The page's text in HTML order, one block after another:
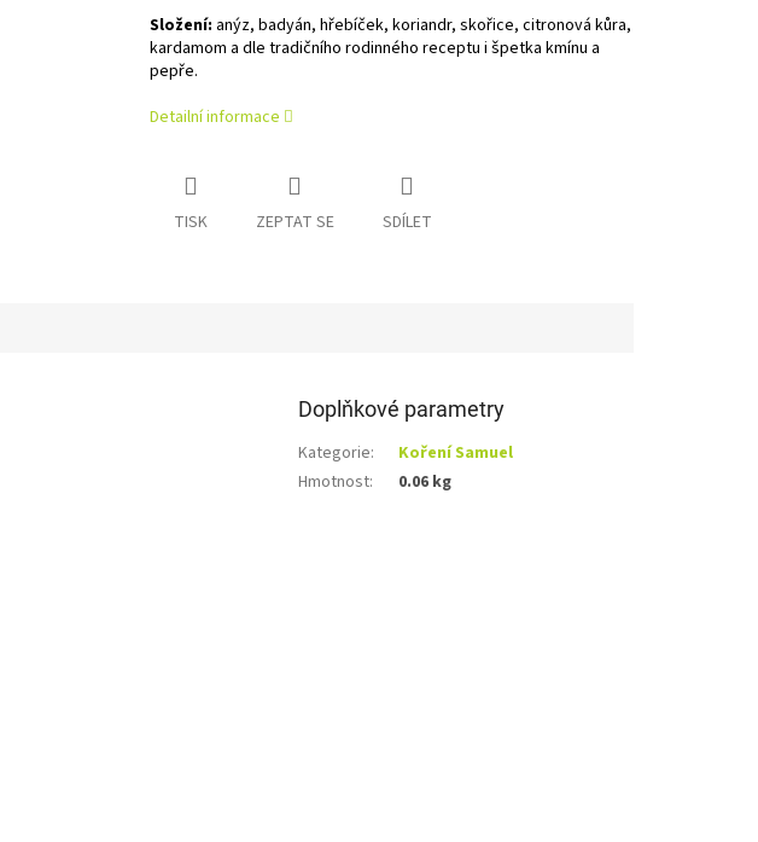
Složení: anýz, badyán, hřebíček, koriandr, skořice, citronová kůra,
kardamom a dle tradičního rodinného receptu i špetka kmínu a
pepře.
Detailní informace
TISK ZEPTAT SE SDÍLET
Doplňkové parametry
Kategorie:
Koření Samuel
Hmotnost: 0.06 kg